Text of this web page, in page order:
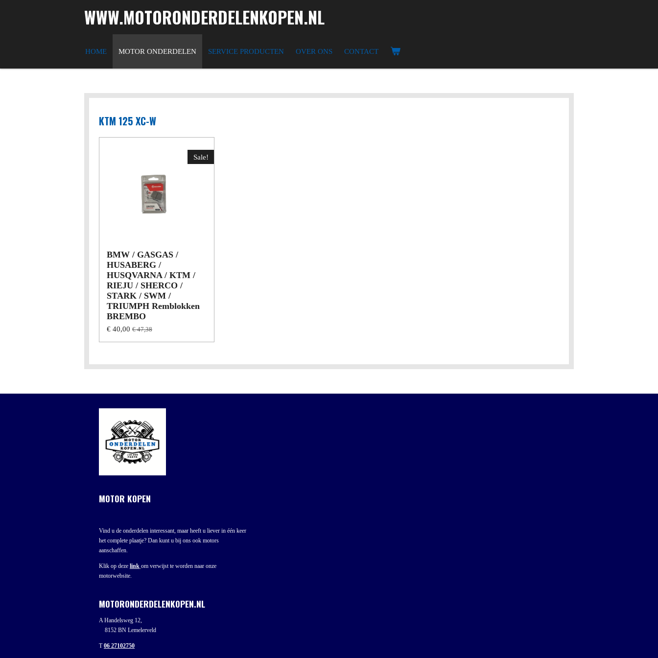
WWW.MOTORONDERDELENKOPEN.NL
HOME MOTOR ONDERDELEN SERVICE PRODUCTEN OVER ONS CONTACT
KTM 125 XC-W
Sale!
BMW / GASGAS /
HUSABERG /
HUSQVARNA / KTM /
RIEJU / SHERCO /
STARK / SWM /
TRIUMPH Remblokken
BREMBO
€ 40,00 € 47,38
MOTOR KOPEN
Vind u de onderdelen interessant, maar heeft u liever in één keer
het complete plaatje? Dan kunt u bij ons ook motors
aanschaffen.
Klik op deze link om verwijst te worden naar onze
motorwebsite.
MOTORONDERDELENKOPEN.NL
A Handelsweg 12,
8152 BN Lemelerveld
T06 27102750